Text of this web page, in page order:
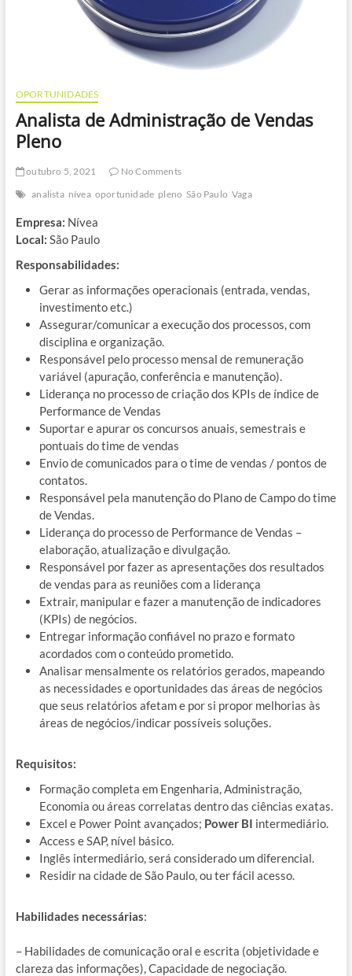
OPORTUNIDADES
Analista de Administração de Vendas
Pleno
outubro 5, 2021
No Comments
analista nívea oportunidade pleno São Paulo Vaga
Empresa: Nívea
Local: São Paulo
Responsabilidades:
Gerar as informações operacionais (entrada, vendas,
investimento etc.)
Assegurar/comunicar a execução dos processos, com
disciplina e organização.
Responsável pelo processo mensal de remuneração
variável (apuração, conferência e manutenção).
Liderança no processo de criação dos KPIs de índice de
Performance de Vendas
Suportar e apurar os concursos anuais, semestrais e
pontuais do time de vendas
Envio de comunicados para o time de vendas / pontos de
contatos.
Responsável pela manutenção do Plano de Campo do time
de Vendas.
Liderança do processo de Performance de Vendas –
elaboração, atualização e divulgação.
Responsável por fazer as apresentações dos resultados
de vendas para as reuniões com a liderança
Extrair, manipular e fazer a manutenção de indicadores
(KPIs) de negócios.
Entregar informação confiável no prazo e formato
acordados com o conteúdo prometido.
Analisar mensalmente os relatórios gerados, mapeando
as necessidades e oportunidades das áreas de negócios
que seus relatórios afetam e por si propor melhorias às
áreas de negócios/indicar possíveis soluções.
Requisitos:
Formação completa em Engenharia, Administração,
Economia ou áreas correlatas dentro das ciências exatas.
Excel e Power Point avançados; Power BI intermediário.
Access e SAP, nível básico.
Inglês intermediário, será considerado um diferencial.
Residir na cidade de São Paulo, ou ter fácil acesso.
Habilidades necessárias:
– Habilidades de comunicação oral e escrita (objetividade e
clareza das informações), Capacidade de negociação.